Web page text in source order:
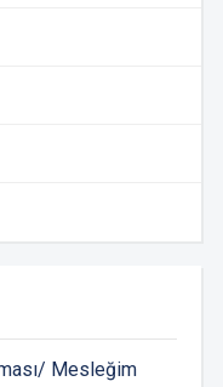
Mesleğim